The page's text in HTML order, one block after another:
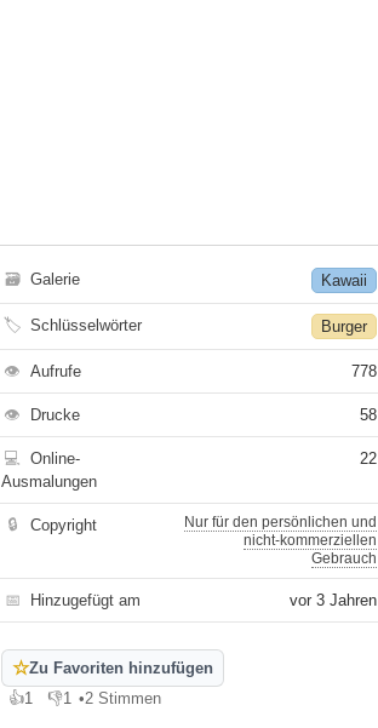
🗃 Galerie Kawaii
🏷 Schlüsselwörter Burger
👁 Aufrufe 778
👁 Drucke 58
💻
Online-
Ausmalungen
22
🔒 Copyright
Nur für den persönlichen und
nicht-kommerziellen
Gebrauch
📅 Hinzugefügt am vor 3 Jahren
☆Zu Favoriten hinzufügen
👍1
Gefällt mir
👎1
Gefällt mir nicht
•2 Stimmen